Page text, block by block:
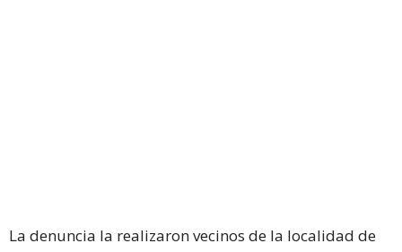
La denuncia la realizaron vecinos de la localidad de